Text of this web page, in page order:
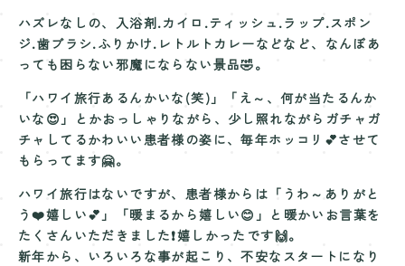
ハズレなしの、入浴剤.カイロ.ティッシュ.ラップ.スポン
ジ.歯ブラシ.ふりかけ.レトルトカレーなどなど、なんぼあ
っても困らない邪魔にならない景品🤣。
「ハワイ旅行あるんかいな(笑)」「え～、何が当たるんか
いな😍」とかおっしゃりながら、少し照れながらガチャガ
チャしてるかわいい患者様の姿に、毎年ホッコリ💕させて
もらってます🤗。
ハワイ旅行はないですが、患者様からは「うわ～ありがと
う❤️嬉しい💕」「暖まるから嬉しい😊」と暖かいお言葉を
たくさんいただきました❗嬉しかったです🙌。
新年から、いろいろな事が起こり、不安なスタートになり